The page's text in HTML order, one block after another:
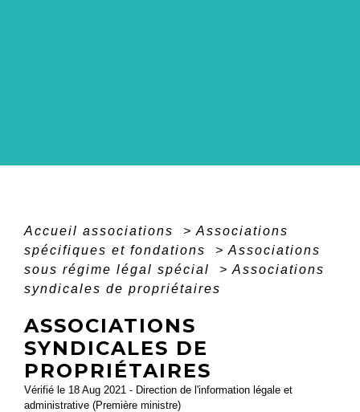
Accueil associations > Associations
spécifiques et fondations
> Associations
sous régime légal spécial
> Associations
syndicales de propriétaires
ASSOCIATIONS
SYNDICALES DE
PROPRIÉTAIRES
Vérifié le 18 Aug 2021 - Direction de l'information légale et
administrative (Première ministre)